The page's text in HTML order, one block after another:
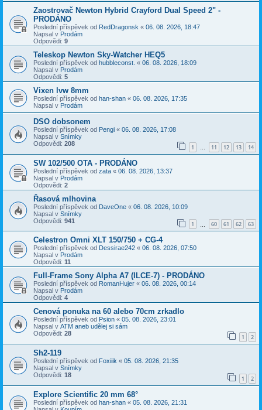
Zaostrovač Newton Hybrid Crayford Dual Speed 2" -
PRODÁNO
Poslední příspěvek od RedDragonsk « 06. 08. 2026, 18:47
Napsal v Prodám
Odpovědi: 9
Teleskop Newton Sky-Watcher HEQ5
Poslední příspěvek od hubbleconst. « 06. 08. 2026, 18:09
Napsal v Prodám
Odpovědi: 5
Vixen lvw 8mm
Poslední příspěvek od han-shan « 06. 08. 2026, 17:35
Napsal v Prodám
DSO dobsonem
Poslední příspěvek od Pengi « 06. 08. 2026, 17:08
Napsal v Snímky
Odpovědi: 208 1 … 11 12 13 14
SW 102/500 OTA - PRODÁNO
Poslední příspěvek od zata « 06. 08. 2026, 13:37
Napsal v Prodám
Odpovědi: 2
Řasová mlhovina
Poslední příspěvek od DaveOne « 06. 08. 2026, 10:09
Napsal v Snímky
Odpovědi: 941 1 60 61 62 63
Celestron Omni XLT 150/750 + CG-4
Poslední příspěvek od Dessirae242 « 06. 08. 2026, 07:50
Napsal v Prodám
Odpovědi: 11
Full-Frame Sony Alpha A7 (ILCE-7) - PRODÁNO
Poslední příspěvek od RomanHujer « 06. 08. 2026, 00:14
Napsal v Prodám
Odpovědi: 4
Cenová ponuka na 60 alebo 70cm zrkadlo
Poslední příspěvek od Psion « 05. 08. 2026, 23:01
Napsal v ATM aneb udělej si sám
Odpovědi: 28 1 2
Sh2-119
Poslední příspěvek od Foxiiik « 05. 08. 2026, 21:35
Napsal v Snímky
Odpovědi: 18 1 2
Explore Scientific 20 mm 68°
Poslední příspěvek od han-shan « 05. 08. 2026, 21:31